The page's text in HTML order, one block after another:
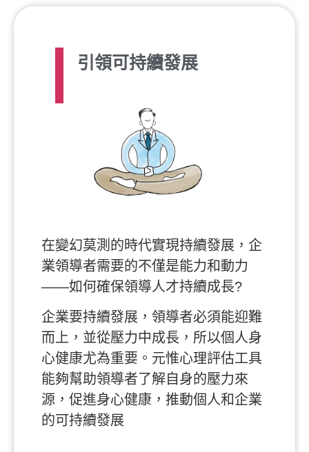
引領可持續發展
在變幻莫測的時代實現持續發展，企
業領導者需要的不僅是能力和動力
——如何確保領導人才持續成長?
企業要持續發展，領導者必須能迎難
而上，並從壓力中成長，所以個人身
心健康尤為重要。元惟心理評估工具
能夠幫助領導者了解自身的壓力來
源，促進身心健康，推動個人和企業
的可持續發展